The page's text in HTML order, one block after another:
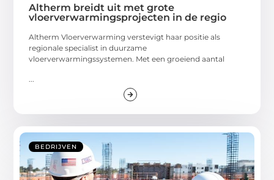
Altherm breidt uit met grote
vloerverwarmingsprojecten in de regio
Altherm Vloerverwarming verstevigt haar positie als
regionale specialist in duurzame
vloerverwarmingssystemen. Met een groeiend aantal
BEDRIJVEN